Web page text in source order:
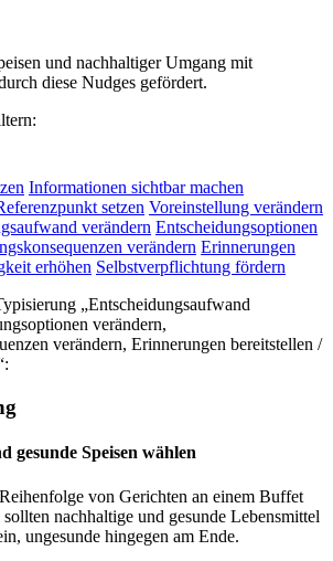
und nachhaltiger Umgang mit
diese Nudges gefördert.
Informationen sichtbar machen
setzen Voreinstellung verändern
verändern Entscheidungsoptionen
verändern Erinnerungen
erhöhen Selbstverpflichtung fördern
„Entscheidungsaufwand
verändern,
verändern, Erinnerungen bereitstellen /
gesunde Speisen wählen
von Gerichten an einem Buffet
nachhaltige und gesunde Lebensmittel
ungesunde hingegen am Ende.